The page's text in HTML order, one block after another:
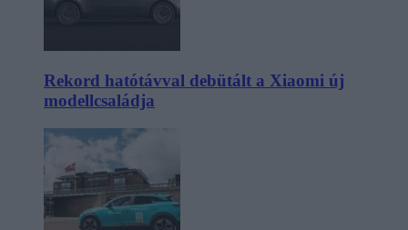
Rekord hatótávval debütált a Xiaomi új
modellcsaládja